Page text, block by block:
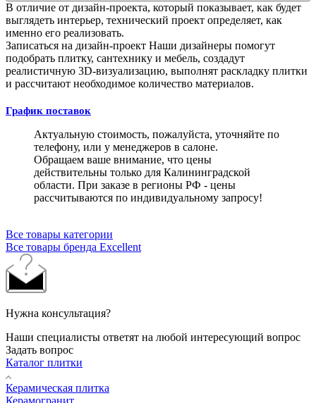
В отличие от дизайн-проекта, который показывает, как будет
выглядеть интерьер, технический проект определяет, как
именно его реализовать.
Записаться на дизайн-проект Наши дизайнеры помогут
подобрать плитку, сантехнику и мебель, создадут
реалистичную 3D-визуализацию, выполнят раскладку плитки
и рассчитают необходимое количество материалов.
График поставок
Актуальную стоимость, пожалуйста, уточняйте по
телефону, или у менеджеров в салоне.
Обращаем ваше внимание, что цены
действительны только для Калининградской
области. При заказе в регионы РФ - цены
рассчитываются по индивидуальному запросу!
Все товары категории
Все товары бренда Excellent
Нужна консультация?
Наши специалисты ответят на любой интересующий вопрос
Задать вопрос
Каталог плитки
Керамическая плитка
Керамогранит